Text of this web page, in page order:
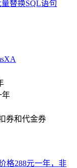
替换SQL语句
年
券和代金券
格288元一年，非